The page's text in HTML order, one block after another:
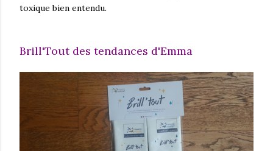
toxique bien entendu.
Brill'Tout des tendances d'Emma